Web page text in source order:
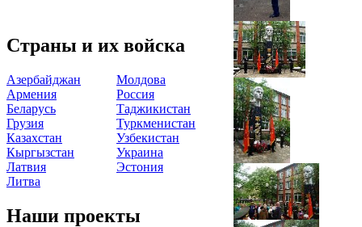
Страны и их войска
Азербайджан
Армения
Беларусь
Грузия
Казахстан
Кыргызстан
Латвия
Литва
Молдова
Россия
Таджикистан
Туркменистан
Узбекистан
Украина
Эстония
Наши проекты